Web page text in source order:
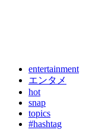
entertainment
エンタメ
hot
snap
topics
#hashtag